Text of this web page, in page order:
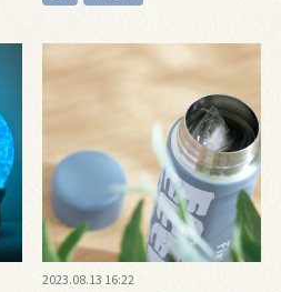
2023.08.13 16:22